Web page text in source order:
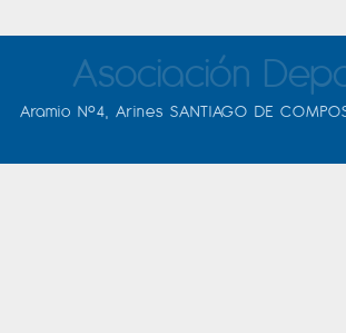
Asociación
Aramio Nº4, Arines SANTIAGO DE